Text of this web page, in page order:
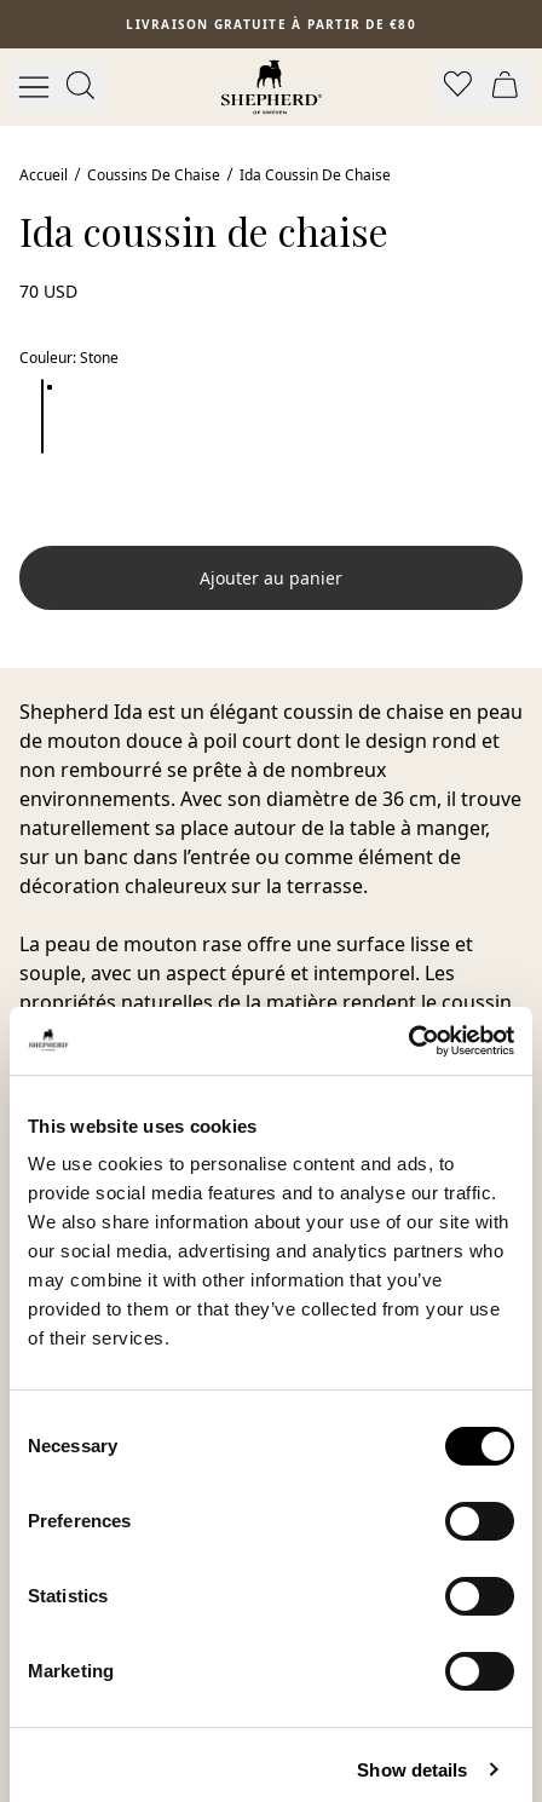
This website uses cookies
We use cookies to personalise content and ads, to
provide social media features and to analyse our traffic.
We also share information about your use of our site with
our social media, advertising and analytics partners who
may combine it with other information that you’ve
provided to them or that they’ve collected from your use
of their services.
Selection
Necessary
Preferences
Statistics
Marketing
Show details
Aller au contenu principalLIVRAISON GRATUITE À PARTIR DE €80
Accueil Coussins De Chaise Ida Coussin De Chaise
Ida coussin de chaise
70 USD
Couleur:Stone
Ajouter au panier
Shepherd Ida est un élégant coussin de chaise en peau
de mouton douce à poil court dont le design rond et
non rembourré se prête à de nombreux
environnements. Avec son diamètre de 36 cm, il trouve
naturellement sa place autour de la table à manger,
sur un banc dans l’entrée ou comme élément de
décoration chaleureux sur la terrasse.
La peau de mouton rase offre une surface lisse et
souple, avec un aspect épuré et intemporel. Les
propriétés naturelles de la matière rendent le coussin
agréable à utiliser toute l’année avec un confort
d’assise moelleux.
Les variations dans la laine, la texture et la teinte font
leur beauté naturelle et le savoir-faire artisanal. La face
inférieure, en cuir naturel non teint, le maintien bien
en place et accentue le caractère authentique.
Matière intérieure
Sheepskin
Matière extérieure
Vous aimerez peut-être aussi